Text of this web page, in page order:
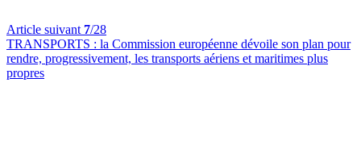
Article suivant 7/28
TRANSPORTS : la Commission européenne dévoile son plan pour
rendre, progressivement, les transports aériens et maritimes plus
propres